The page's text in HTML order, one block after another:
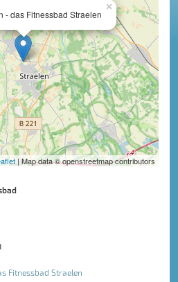
×
- das Fitnessbad Straelen
| Map data © openstreetmap contributors
Fitnessbad Straelen